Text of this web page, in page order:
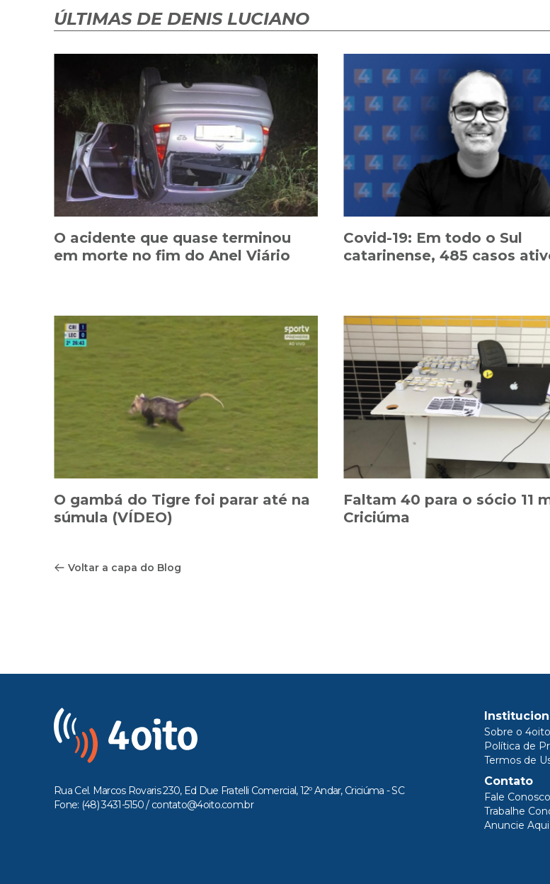
ÚLTIMAS DE DENIS LUCIANO
O acidente que quase terminou
em morte no fim do Anel Viário
Covid-19: Em todo o Sul
catarinense, 485 casos
O gambá do Tigre foi parar até na
súmula (VÍDEO)
Faltam 40 para o sócio 11
Criciúma
Voltar a capa do Blog
Rua Cel. Marcos Rovaris 230, Ed Due Fratelli Comercial, 12º Andar, Criciúma - SC
Fone: (48) 3431-5150 / contato@4oito.com.br
Sobre o 4oito
Política de
Termos de
Contato
Fale Conosco
Trabalhe
Anuncie Aqui